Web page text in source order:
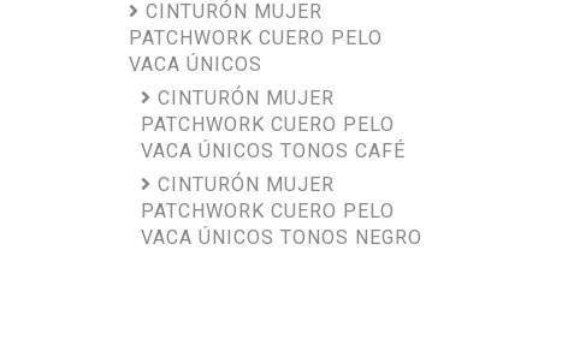
CINTURÓN MUJER
PATCHWORK CUERO PELO
VACA ÚNICOS
CINTURÓN MUJER
PATCHWORK CUERO PELO
VACA ÚNICOS TONOS CAFÉ
CINTURÓN MUJER
PATCHWORK CUERO PELO
VACA ÚNICOS TONOS NEGRO